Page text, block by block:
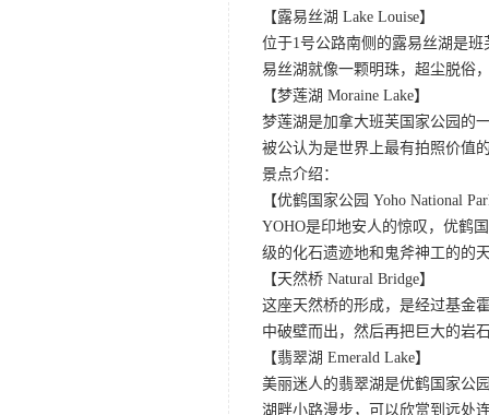
【露易丝湖 Lake Louise】
位于1号公路南侧的露易丝湖是
易丝湖就像一颗明珠，超尘脱俗
【梦莲湖 Moraine Lake】
梦莲湖是加拿大班芙国家公园的
被公认为是世界上最有拍照价值
景点介绍：
【优鹤国家公园 Yoho National
YOHO是印地安人的惊叹，优鹤
级的化石遗迹地和鬼斧神工的的
【天然桥 Natural Bridge】
这座天然桥的形成，是经过基金
中破壁而出，然后再把巨大的岩
【翡翠湖 Emerald Lake】
美丽迷人的翡翠湖是优鹤国家公
湖畔小路漫步，可以欣赏到远处